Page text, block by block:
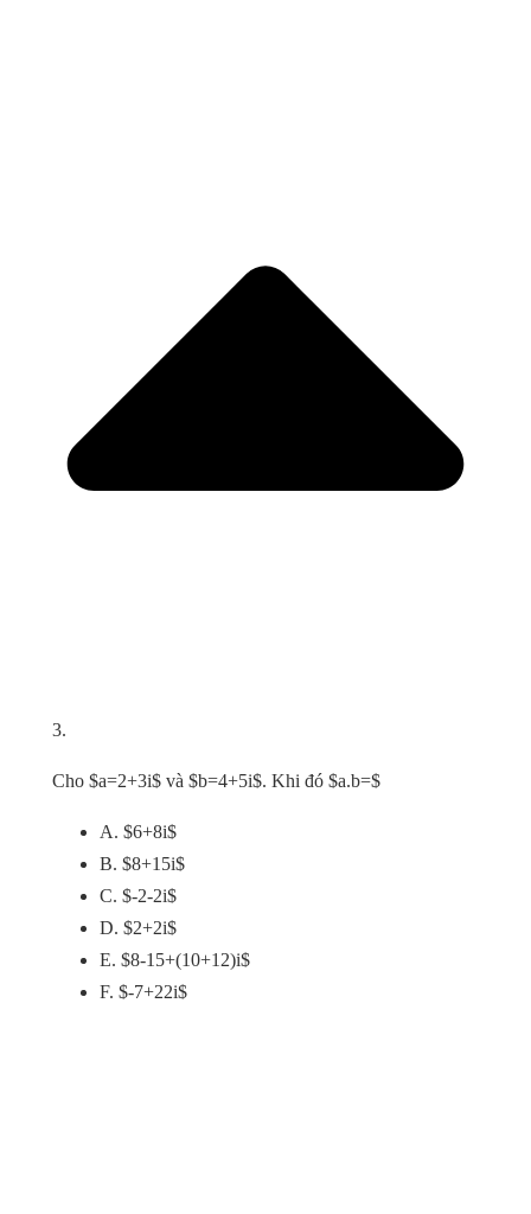
3.
Cho $a=2+3i$ và $b=4+5i$. Khi đó $a.b=$
A. $6+8i$
B. $8+15i$
C. $-2-2i$
D. $2+2i$
E. $8-15+(10+12)i$
F. $-7+22i$